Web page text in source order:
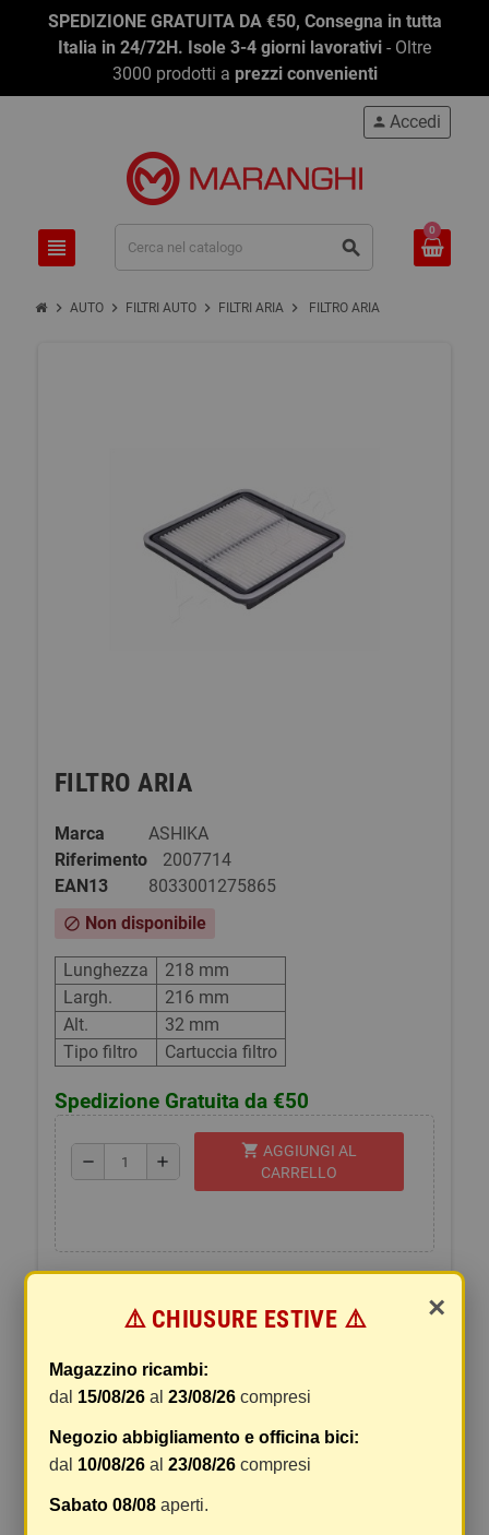
SPEDIZIONE GRATUITA DA €50, Consegna in tutta
Italia in 24/72H. Isole 3-4 giorni lavorativi - Oltre
3000 prodotti a prezzi convenienti
view_headline search
person Accedi
0
chevron_right AUTO chevron_right FILTRI AUTO chevron_right FILTRI ARIA chevron_right FILTRO ARIA
FILTRO ARIA
Marca
ASHIKA
Riferimento
2007714
EAN13
8033001275865
block Non disponibile
Lunghezza
218 mm
Largh.
216 mm
Alt.
32 mm
Tipo filtro
Cartuccia filtro
Spedizione Gratuita da €50
remove add
shopping_cart AGGIUNGI AL
CARRELLO
Codici originali:
SUBARU
Montato su:
SUBARU
×
⚠️ CHIUSURE ESTIVE ⚠️
Magazzino ricambi:
dal 15/08/26 al23/08/26 compresi
Negozio abbigliamento e officina bici:
dal 10/08/26 al23/08/26 compresi
Sabato 08/08 aperti.